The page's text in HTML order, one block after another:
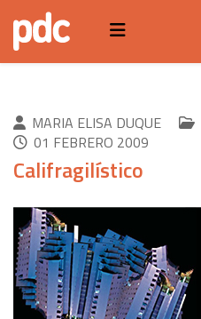
MARIA ELISA DUQUE
01 FEBRERO 2009
Califragilístico